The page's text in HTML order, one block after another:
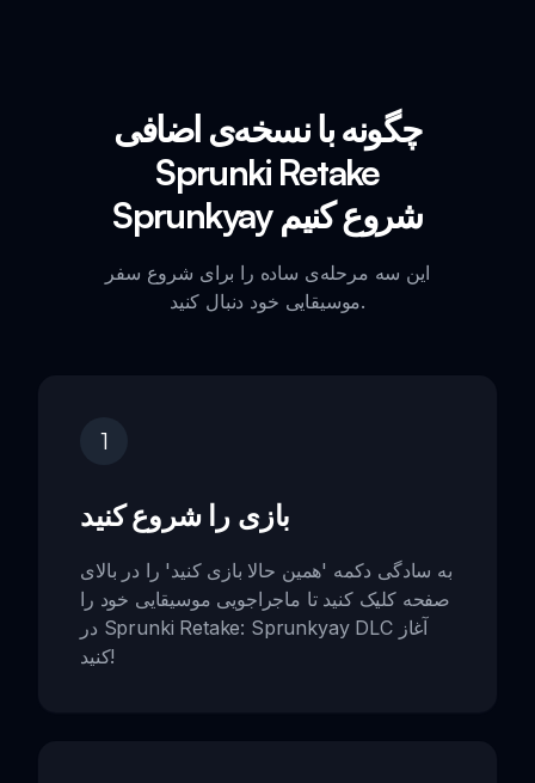
چگونه با نسخه‌ی اضافی
Sprunki Retake
Sprunkyay شروع کنیم
این سه مرحله‌ی ساده را برای شروع سفر
موسیقایی خود دنبال کنید.
1
بازی را شروع کنید
به سادگی دکمه 'همین حالا بازی کنید' را در بالای
صفحه کلیک کنید تا ماجراجویی موسیقایی خود را
در Sprunki Retake: Sprunkyay DLC آغاز
کنید!